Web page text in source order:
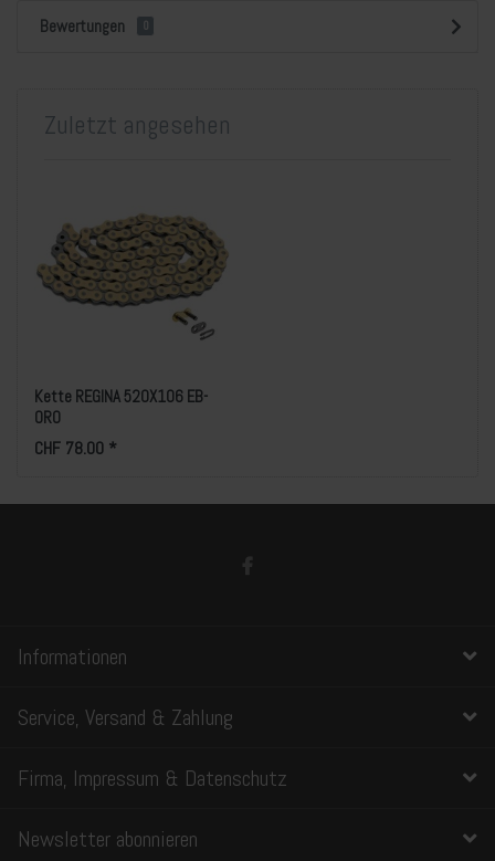
Bewertungen 0
Zuletzt angesehen
Kette REGINA 520X106 EB-
ORO
CHF 78.00 *
Informationen
Service, Versand & Zahlung
Firma, Impressum & Datenschutz
Newsletter abonnieren